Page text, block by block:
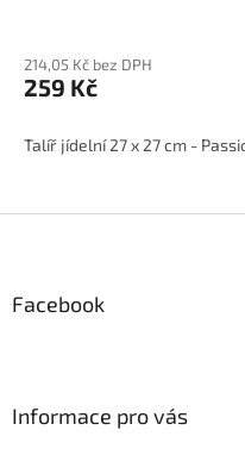
214,05 Kč bez DPH
259 Kč
Talíř jídelní 27 x 27 cm -
p
aFacebook
Informace pro vás